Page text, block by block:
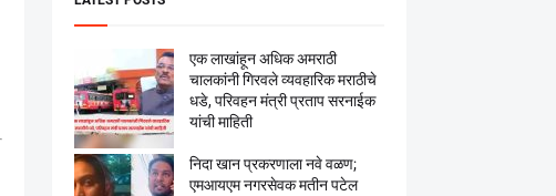
एक लाखांहून अधिक अमराठी
चालकांनी गिरवले व्यवहारिक मराठीचे
धडे, परिवहन मंत्री प्रताप सरनाईक
यांची माहिती
निदा खान प्रकरणाला नवे वळण;
एमआयएम नगरसेवक मतीन पटेल